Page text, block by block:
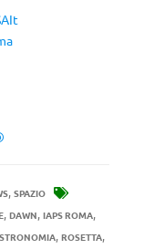
, SPAZIO
, DAWN, IAPS ROMA,
, ROSETTA,